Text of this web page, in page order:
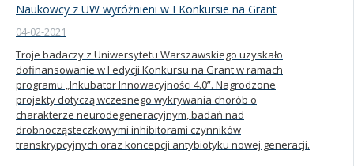
Naukowcy z UW wyróżnieni w I Konkursie na Grant
04-02-2021
Troje badaczy z Uniwersytetu Warszawskiego uzyskało
dofinansowanie w I edycji Konkursu na Grant w ramach
programu „Inkubator Innowacyjności 4.0”. Nagrodzone
projekty dotyczą wczesnego wykrywania chorób o
charakterze neurodegeneracyjnym, badań nad
drobnocząsteczkowymi inhibitorami czynników
transkrypcyjnych oraz koncepcji antybiotyku nowej generacji.